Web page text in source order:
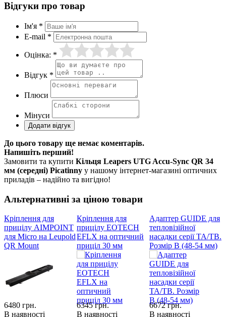
Відгуки про товар
Ім'я *
E-mail *
Оцінка: *
Відгук *
Плюси
Мінуси
До цього товару ще немає коментарів.
Напишіть перший!
Замовити та купити Кільця Leapers UTG Accu-Sync QR 34
мм (середні) Picatinny у нашому інтернет-магазині оптичних
приладів – надійно та вигідно!
Альтернативні за ціною товари
Кріплення для
прицілу AIMPOINT
для Micro на Leupold
QR Mount
6480 грн.
В наявності
Кріплення для
прицілу EOTECH
EFLX на оптичний
приціл 30 мм
6345 грн.
В наявності
Адаптер GUIDE для
тепловізійної
насадки серії TA/ТВ.
Розмір B (48-54 мм)
6672 грн.
В наявності